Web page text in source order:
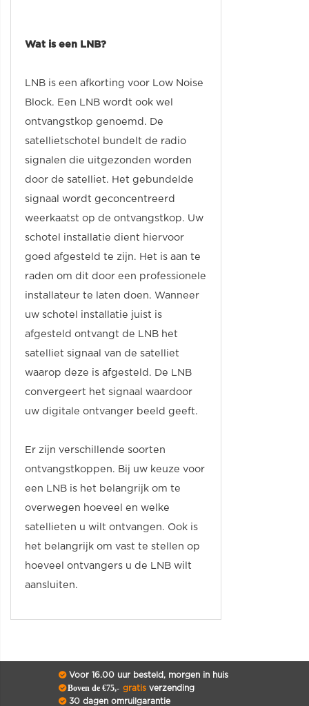
Wat is een LNB?
LNB is een afkorting voor Low Noise
Block. Een LNB wordt ook wel
ontvangstkop genoemd. De
satellietschotel bundelt de radio
signalen die uitgezonden worden
door de satelliet. Het gebundelde
signaal wordt geconcentreerd
weerkaatst op de ontvangstkop. Uw
schotel installatie dient hiervoor
goed afgesteld te zijn. Het is aan te
raden om dit door een professionele
installateur te laten doen. Wanneer
uw schotel installatie juist is
afgesteld ontvangt de LNB het
satelliet signaal van de satelliet
waarop deze is afgesteld. De LNB
convergeert het signaal waardoor
uw digitale ontvanger beeld geeft.
Er zijn verschillende soorten
ontvangstkoppen. Bij uw keuze voor
een LNB is het belangrijk om te
overwegen hoeveel en welke
satellieten u wilt ontvangen. Ook is
het belangrijk om vast te stellen op
hoeveel ontvangers u de LNB wilt
aansluiten.
Voor 16.00 uur besteld, morgen in huis
Boven de €75,- gratisverzending
30 dagen omruilgarantie